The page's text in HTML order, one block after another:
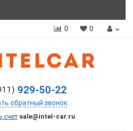
0 0
929-50-22
обратный звонок
счет sale@intel-car.ru